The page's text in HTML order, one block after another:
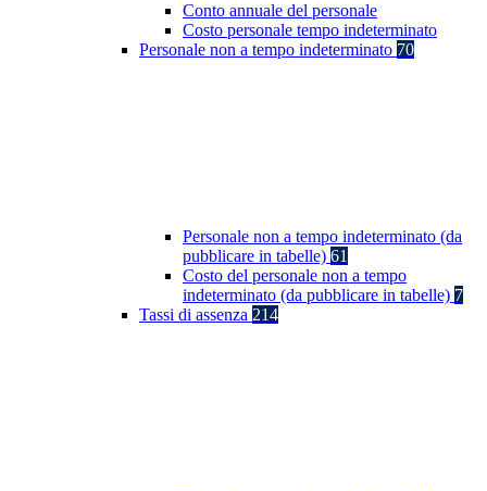
Conto annuale del personale
Costo personale tempo indeterminato
Personale non a tempo indeterminato 70
Personale non a tempo indeterminato (da
pubblicare in tabelle) 61
Costo del personale non a tempo
indeterminato (da pubblicare in tabelle) 7
Tassi di assenza 214